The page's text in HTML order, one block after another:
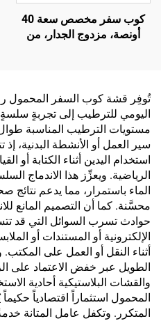
كوب سفر مخصص سعة 40
أونصة، مزدوج الجدار، من
تُوفِر قشة كوب السفر المحمول
اليومي للترطيب إلى تجربةٍ
مستويات الترطيب المناسبة
سير العمل أو الأنشطة البدنية،
استخدام اليدين أثناء الكتابة أو
الرياضية. ويعزِّز هذا الاندماج
الماء باستمرار، مما يدعم
محسَّنة. كما أن التصميم المانع
حوادث تسرب السوائل التي قد
الإلكترونية أو المستندات أو
أثناء النقل أو العمل على
الطويل عبر خفض الاعتماد على
والقشات البلاستيكية أحادية
المحمول استثماراً اقتصادياً
المتكرر. وتكفل عامل المتانة